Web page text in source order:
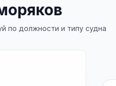
по должности и типу судна